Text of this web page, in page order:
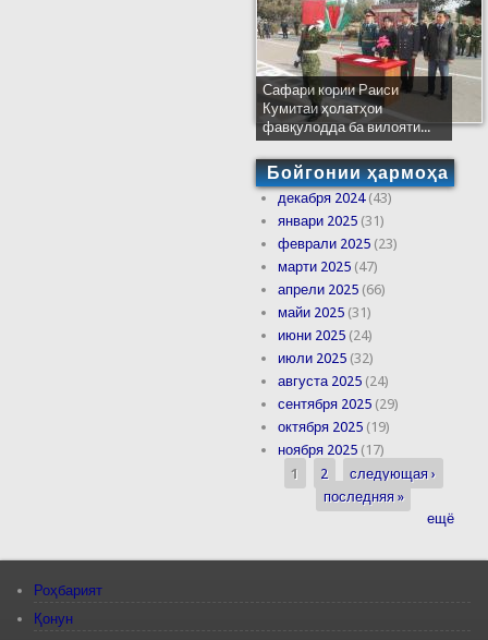
Сафари кории Раиси
Кумитаи ҳолатҳои
фавқулодда ба вилояти...
Бойгонии ҳармоҳа
декабря 2024(43)
январи 2025 (31)
феврали 2025 (23)
марти 2025 (47)
апрели 2025 (66)
майи 2025 (31)
июни 2025 (24)
июли 2025 (32)
августа 2025 (24)
сентября 2025 (29)
октября 2025 (19)
ноября 2025 (17)
Страницы
1 2
следующая ›
последняя »
ещё
Роҳбарият
Қонун